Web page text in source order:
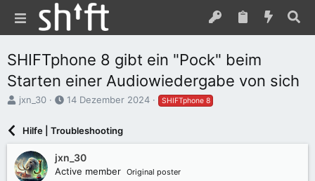
SHIFTphone 8 gibt ein "Pock" beim
Starten einer Audiowiedergabe von sich
E
l
l
jxn_30
E
t
l
l
14 Dezember 2024 SHIFTphone 8
Hilfe | Troubleshooting
jxn_30
Active member Original poster